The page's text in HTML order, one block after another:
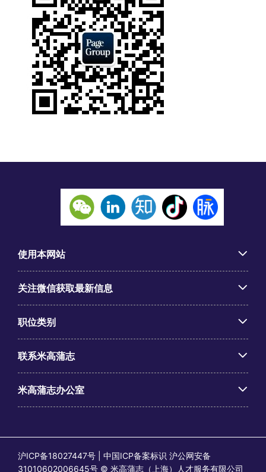
使用本网站
关注微信获取最新信息
职位类别
联系米高蒲志
米高蒲志办公室
沪ICP备18027447号 | 中国ICP备案标识 沪公网安备
31010602006645号 © 米高蒲志（上海）人才服务有限公司